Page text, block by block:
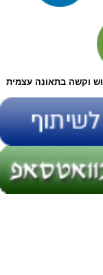
25 נפצעו אנוש וקשה בתאונה עצמית